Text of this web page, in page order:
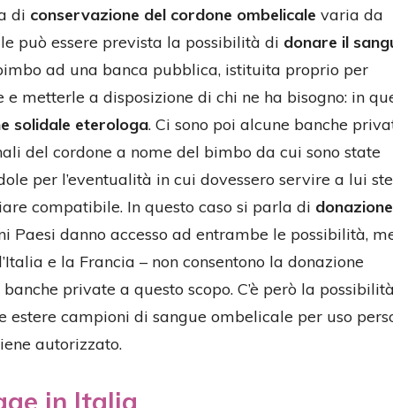
di conservazione del cordone ombelicale varia da
può essere prevista la possibilità di donare il
ad una banca pubblica, istituita proprio per
metterle a disposizione di chi ne ha bisogno: in
solidale eterologa. Ci sono poi alcune banche
del cordone a nome del bimbo da cui sono state
per l’eventualità in cui dovessero servire a lui
compatibile. In questo caso si parla di donazione
Paesi danno accesso ad entrambe le possibilità,
e la Francia – non consentono la donazione
private a questo scopo. C’è però la
estere campioni di sangue ombelicale per uso
autorizzato.
in Italia